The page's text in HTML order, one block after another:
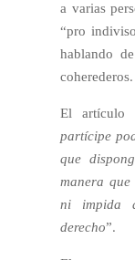
a varias
“pro
hablando
coherederos.
El artículo
partícipe
que
manera
ni impida
derecho”.